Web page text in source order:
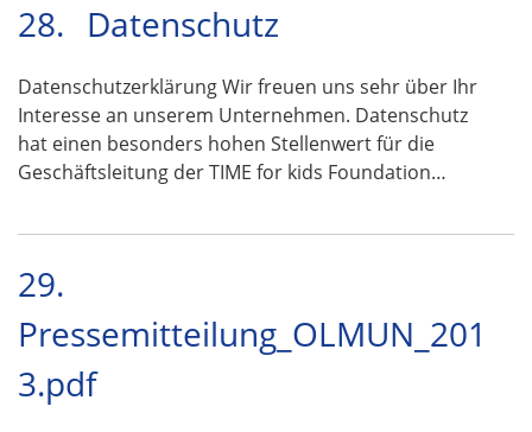
28. Datenschutz
Datenschutzerklärung Wir freuen uns sehr über Ihr
Interesse an unserem Unternehmen. Datenschutz
hat einen besonders hohen Stellenwert für die
Geschäftsleitung der TIME for kids Foundation…
29.
Pressemitteilung_OLMUN_201
3.pdf